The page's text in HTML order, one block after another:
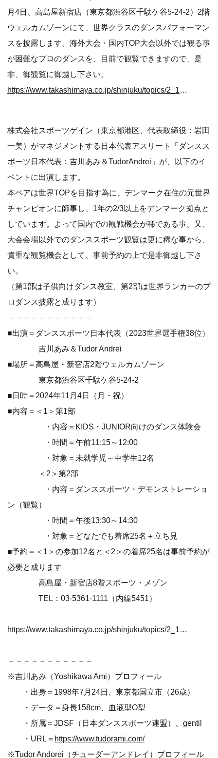
月4日、高島屋新宿店（東京都渋谷区千駄ケ谷5-24-2）2階
ウェルカムゾーンにて、世界クラスのダンスパフォーマン
スを披露します。海外大会・国内TOP大会以外では観る事
が困難なプロのダンスを、目前で観覧できますので、是
非、御観覧に御越し下さい。
https://www.takashimaya.co.jp/shinjuku/topics/2_1_20241008105410/?category=sports
株式会社スポーツゲイン（東京都港区、代表取締役：岩田
一美）がマネジメントする日本代表アスリート「ダンスス
ポーツ日本代表：吉川あみ＆TudorAndrei」が、以下のイ
ベントに出演します。
本ペアは世界TOPを目指す為に、デンマーク在住の元世界
チャンピオンに師事し、1年の2/3以上をデンマーク拠点と
しています。よって国内での観戦機会が稀である事、又、
大会会場以外でのダンススポーツ観覧は更に稀な事から、
貴重な観覧機会として、事前予約の上で是非御越し下さ
い。
（第1部は子供向けダンス教室、第2部は世界ランカーのプ
ロダンス披露と成ります）
－－－－－－－－－－－
■出演＝ダンススポーツ日本代表（2023世界選手権38位）
吉川あみ＆Tudor Andrei
■場所＝高島屋・新宿店2階ウェルカムゾーン
東京都渋谷区千駄ケ谷5-24-2
■日時＝2024年11月4日（月・祝）
■内容＝＜1＞第1部
・内容＝KIDS・JUNIOR向けのダンス体験会
・時間＝午前11:15～12:00
・対象＝未就学児～中学生12名
＜2＞第2部
・内容＝ダンススポーツ・デモンストレーショ
ン（観覧）
・時間＝午後13:30～14:30
・対象＝どなたでも着席25名＋立ち見
■予約＝＜1＞の参加12名と＜2＞の着席25名は事前予約が
必要と成ります
高島屋・新宿店8階スポーツ・メゾン
TEL：03-5361-1111（内線5451）
https://www.takashimaya.co.jp/shinjuku/topics/2_1_20241008105410/?category=sports
－－－－－－－－－－－
※吉川あみ（Yoshikawa Ami）プロフィール
・出身＝1998年7月24日、東京都国立市（26歳）
・データ＝身長158cm、血液型O型
・所属＝JDSF（日本ダンススポーツ連盟）、gentil
・URL＝ https://www.tudorami.com/
※Tudor Andorei（チューダーアンドレイ）プロフィール